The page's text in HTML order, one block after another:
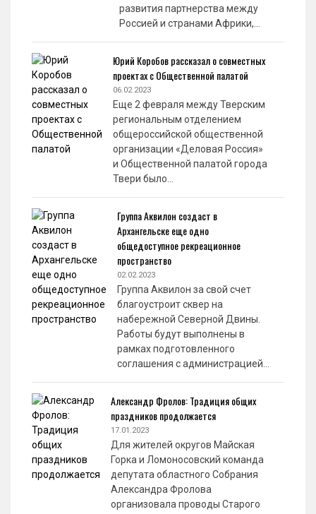
развития партнерства между
Россией и странами Африки,…
Юрий Коробов рассказал о совместных
проектах с Общественной палатой
06.02.2023
Еще 2 февраля между Тверским
региональным отделением
общероссийской общественной
организации «Деловая Россия»
и Общественной палатой города
Твери было…
Группа Аквилон создаст в
Архангельске еще одно
общедоступное рекреационное
пространство
02.02.2023
Группа Аквилон за свой счет
благоустроит сквер на
набережной Северной Двины.
Работы будут выполнены в
рамках подготовленного
соглашения с администрацией…
Александр Фролов: Традиция общих
праздников продолжается
17.01.2023
Для жителей округов Майская
Горка и Ломоносовский команда
депутата областного Собрания
Александра Фролова
организовала проводы Старого